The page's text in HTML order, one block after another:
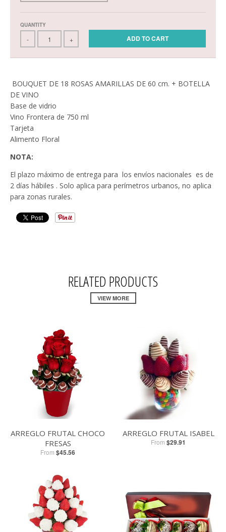
QUANTITY
- + ADD TO CART
BOUQUET DE 18 ROSAS AMARILLAS DE 60 cm. + BOTELLA
DE VINO
Base de vidrio
Vino Frontera de 750 ml
Tarjeta
Alimento Floral
NOTA:
El plazo máximo de entrega para los envíos nacionales es de
2 días hábiles . Solo aplica para perímetros urbanos, no aplica
para zonas rurales.
RELATED PRODUCTS
VIEW MORE
ARREGLO FRUTAL CHOCO
FRESAS
From $45.56
ARREGLO FRUTAL ISABEL
From $29.91